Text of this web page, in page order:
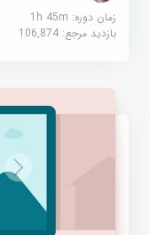
زمان دوره: 1h 45m
بازدید مرجع:106,874